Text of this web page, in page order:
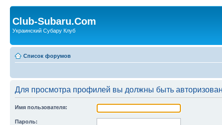
Club-Subaru.Com
Украинский Субару Клуб
Список форумов
Для просмотра профилей вы должны быть
Имя пользователя:
Пароль: